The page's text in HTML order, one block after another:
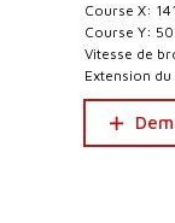
Course X:
Course Y:
Vitesse de
Extension